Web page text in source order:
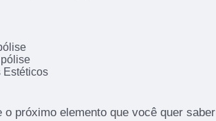
Estéticos
próximo elemento que você quer saber